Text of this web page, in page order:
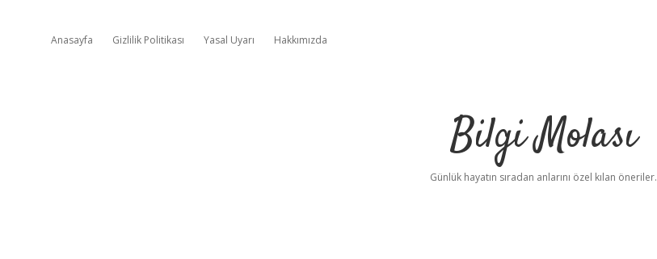
Anasayfa Gizlilik Politikası Yasal Uyarı Hakkımızda
Bilgi Molası
Günlük hayatın sıradan anlarını özel kılan öneriler.